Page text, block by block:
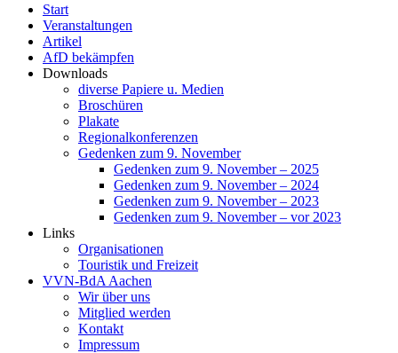
Start
Veranstaltungen
Artikel
AfD bekämpfen
Downloads
diverse Papiere u. Medien
Broschüren
Plakate
Regionalkonferenzen
Gedenken zum 9. November
Gedenken zum 9. November – 2025
Gedenken zum 9. November – 2024
Gedenken zum 9. November – 2023
Gedenken zum 9. November – vor 2023
Links
Organisationen
Touristik und Freizeit
VVN-BdA Aachen
Wir über uns
Mitglied werden
Kontakt
Impressum